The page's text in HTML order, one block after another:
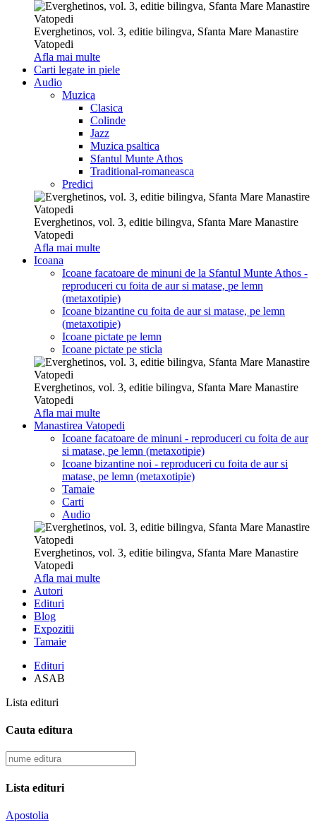
Everghetinos, vol. 3, editie bilingva, Sfanta Mare Manastire
Vatopedi
Afla mai multe
Carti legate in piele
Audio
Muzica
Clasica
Colinde
Jazz
Muzica psaltica
Sfantul Munte Athos
Traditional-romaneasca
Predici
Everghetinos, vol. 3, editie bilingva, Sfanta Mare Manastire
Vatopedi
Afla mai multe
Icoana
Icoane facatoare de minuni de la Sfantul Munte Athos -
reproduceri cu foita de aur si matase, pe lemn
(metaxotipie)
Icoane bizantine cu foita de aur si matase, pe lemn
(metaxotipie)
Icoane pictate pe lemn
Icoane pictate pe sticla
Everghetinos, vol. 3, editie bilingva, Sfanta Mare Manastire
Vatopedi
Afla mai multe
Manastirea Vatopedi
Icoane facatoare de minuni - reproduceri cu foita de aur
si matase, pe lemn (metaxotipie)
Icoane bizantine noi - reproduceri cu foita de aur si
matase, pe lemn (metaxotipie)
Tamaie
Carti
Audio
Everghetinos, vol. 3, editie bilingva, Sfanta Mare Manastire
Vatopedi
Afla mai multe
Autori
Edituri
Blog
Expozitii
Tamaie
Edituri
ASAB
Lista edituri
Cauta editura
Lista edituri
Apostolia